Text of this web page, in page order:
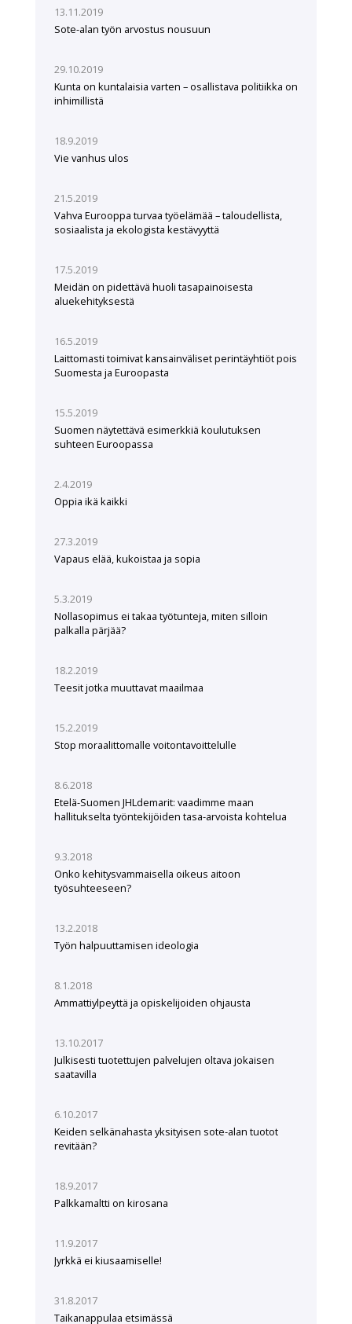
13.11.2019
Sote-alan työn arvostus nousuun
29.10.2019
Kunta on kuntalaisia varten – osallistava politiikka on
inhimillistä
18.9.2019
Vie vanhus ulos
21.5.2019
Vahva Eurooppa turvaa työelämää – taloudellista,
sosiaalista ja ekologista kestävyyttä
17.5.2019
Meidän on pidettävä huoli tasapainoisesta
aluekehityksestä
16.5.2019
Laittomasti toimivat kansainväliset perintäyhtiöt pois
Suomesta ja Euroopasta
15.5.2019
Suomen näytettävä esimerkkiä koulutuksen
suhteen Euroopassa
2.4.2019
Oppia ikä kaikki
27.3.2019
Vapaus elää, kukoistaa ja sopia
5.3.2019
Nollasopimus ei takaa työtunteja, miten silloin
palkalla pärjää?
18.2.2019
Teesit jotka muuttavat maailmaa
15.2.2019
Stop moraalittomalle voitontavoittelulle
8.6.2018
Etelä-Suomen JHLdemarit: vaadimme maan
hallitukselta työntekijöiden tasa-arvoista kohtelua
9.3.2018
Onko kehitysvammaisella oikeus aitoon
työsuhteeseen?
13.2.2018
Työn halpuuttamisen ideologia
8.1.2018
Ammattiylpeyttä ja opiskelijoiden ohjausta
13.10.2017
Julkisesti tuotettujen palvelujen oltava jokaisen
saatavilla
6.10.2017
Keiden selkänahasta yksityisen sote-alan tuotot
revitään?
18.9.2017
Palkkamaltti on kirosana
11.9.2017
Jyrkkä ei kiusaamiselle!
31.8.2017
Taikanappulaa etsimässä